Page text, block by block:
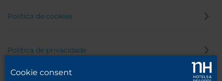
Política de cookies
Política de privacidade
Cookie consent